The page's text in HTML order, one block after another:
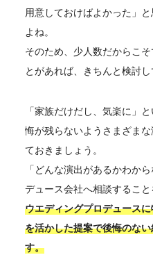
用意しておけばよかった」
よね。
そのため、少人数だからこ
とがあれば、きちんと検討し
「家族だけだし、気楽に」
悔が残らないようさまざま
ておきましょう。
「どんな演出があるかわか
デュース会社へ相談すること
ウエディングプロデュース
を活かした提案で後悔のな
す。